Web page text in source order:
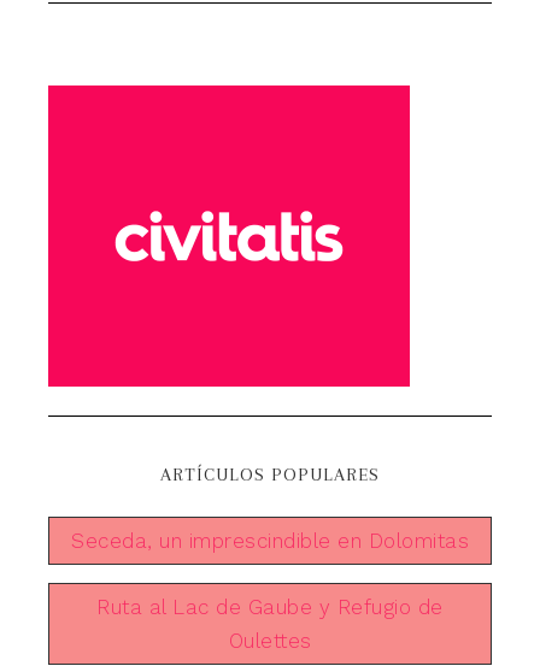
ARTÍCULOS POPULARES
Seceda, un imprescindible en Dolomitas
Ruta al Lac de Gaube y Refugio de
Oulettes